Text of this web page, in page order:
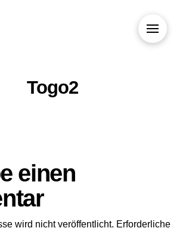
Togo2
einen
wird nicht veröffentlicht. Erforderliche